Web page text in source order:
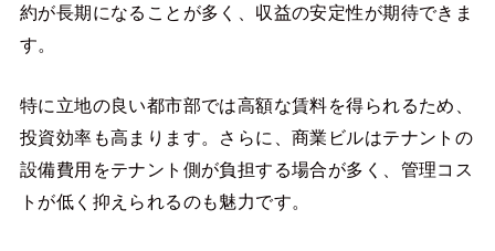
約が長期になることが多く、収益の安定性が期待できま
す。
特に立地の良い都市部では高額な賃料を得られるため、
投資効率も高まります。さらに、商業ビルはテナントの
設備費用をテナント側が負担する場合が多く、管理コス
トが低く抑えられるのも魅力です。